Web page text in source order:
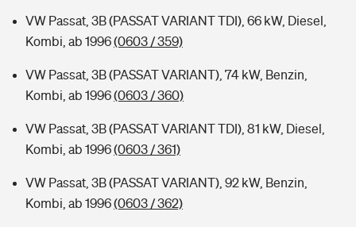
VW Passat, 3B (PASSAT VARIANT TDI), 66 kW, Diesel,
Kombi, ab 1996(0603 / 359)
VW Passat, 3B (PASSAT VARIANT), 74 kW, Benzin,
Kombi, ab 1996(0603 / 360)
VW Passat, 3B (PASSAT VARIANT TDI), 81 kW, Diesel,
Kombi, ab 1996(0603 / 361)
VW Passat, 3B (PASSAT VARIANT), 92 kW, Benzin,
Kombi, ab 1996(0603 / 362)